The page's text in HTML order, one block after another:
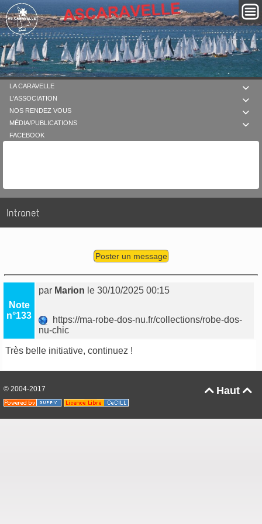

LA CARAVELLE

L'ASSOCIATION

NOS RENDEZ VOUS

MÉDIA/PUBLICATIONS
FACEBOOK
Intranet
Poster un message
Note
n°133
par Marion le 30/10/2025 00:15
https://ma-robe-dos-nu.fr/collections/robe-dos-
nu-chic
Très belle initiative, continuez !
Haut 
© 2004-2017